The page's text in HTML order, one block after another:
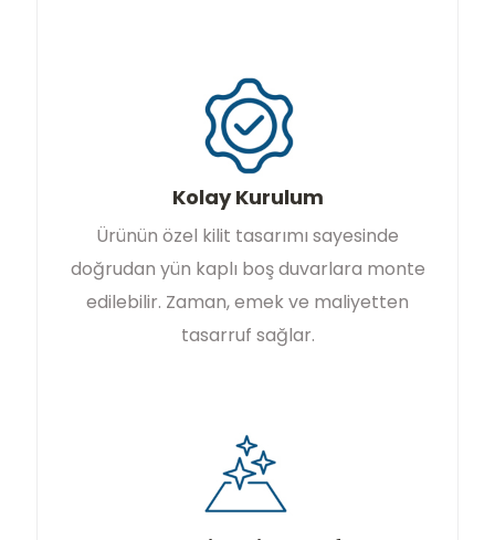
Kolay Kurulum
Ürünün özel kilit tasarımı sayesinde
doğrudan yün kaplı boş duvarlara monte
edilebilir. Zaman, emek ve maliyetten
tasarruf sağlar.